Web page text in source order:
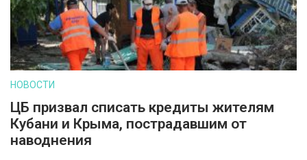
НОВОСТИ
ЦБ призвал списать кредиты жителям
Кубани и Крыма, пострадавшим от
наводнения